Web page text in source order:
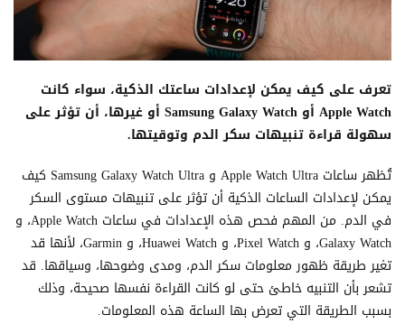
تعرف على كيف يمكن لإعدادات ساعتك الذكية، سواء كانت
Apple Watch أو Samsung Galaxy Watch أو غيرها، أن تؤثر على
سهولة قراءة تنبيهات سكر الدم وتوقيتها.
تُظهر ساعات Apple Watch Ultra و Samsung Galaxy Watch Ultra كيف
يمكن لإعدادات الساعات الذكية أن تؤثر على تنبيهات مستوى السكر
في الدم. من المهم فحص هذه الإعدادات في ساعات Apple Watch، و
Galaxy Watch، و Pixel Watch، و Huawei Watch، و Garmin، لأنها قد
تغير طريقة ظهور معلومات سكر الدم، ومدى وضوحها، وسياقها. قد
تشعر بأن التنبيه خاطئ حتى لو كانت القراءة نفسها صحيحة، وذلك
بسبب الطريقة التي تعرض بها الساعة هذه المعلومات.